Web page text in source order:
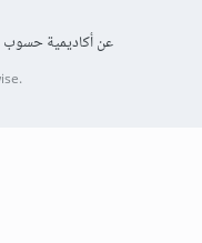
عن أكاديمية حسوب